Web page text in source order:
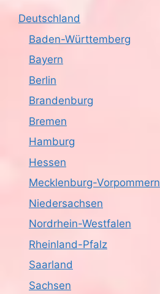
Deutschland
Baden-Württemberg
Bayern
Berlin
Brandenburg
Bremen
Hamburg
Hessen
Mecklenburg-Vorpommern
Niedersachsen
Nordrhein-Westfalen
Rheinland-Pfalz
Saarland
Sachsen